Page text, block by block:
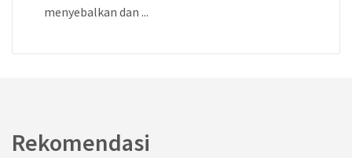
menyebalkan dan ...
Rekomendasi